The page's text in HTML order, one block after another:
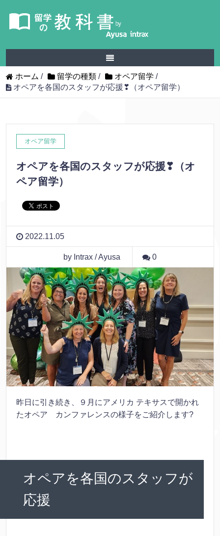
ホーム / 留学の種類 / オペア留学 /
オペアを各国のスタッフが応援❣（オペア留学）
オペア留学
オペアを各国のスタッフが応援❣（オ
ペア留学）
2022.11.05
by Intrax / Ayusa 0
昨日に引き続き、９月にアメリカ テキサスで開かれ
たオペア カンファレンスの様子をご紹介します?
オペアを各国のスタッフが
応援